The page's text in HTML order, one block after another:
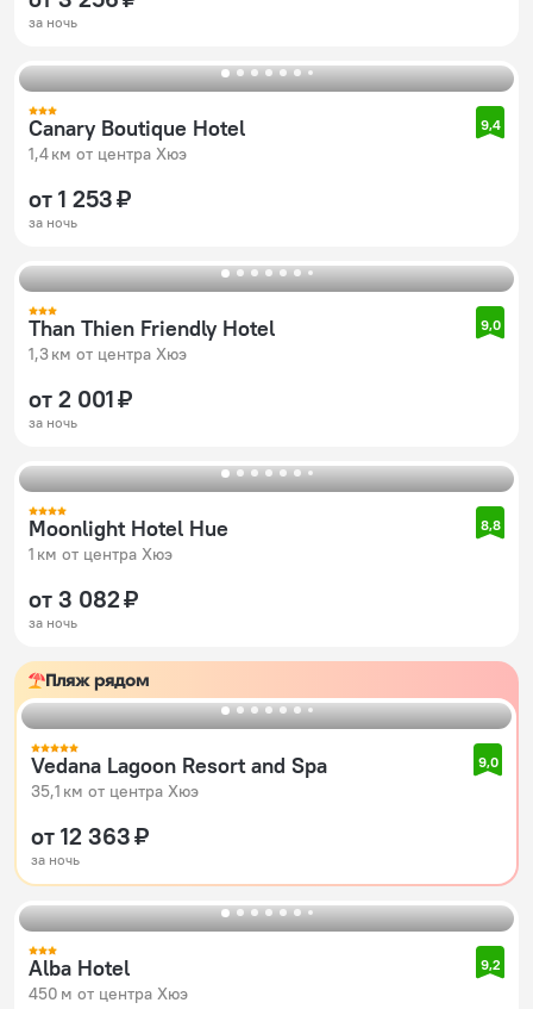
за ночь
Canary Boutique Hotel
1,4 км от центра Хюэ
9,4
от 1 253 ₽
за ночь
Than Thien Friendly Hotel
1,3 км от центра Хюэ
9,0
от 2 001 ₽
за ночь
Moonlight Hotel Hue
1 км от центра Хюэ
8,8
от 3 082 ₽
за ночь
Пляж рядом
Vedana Lagoon Resort and Spa
35,1 км от центра Хюэ
9,0
от 12 363 ₽
за ночь
Alba Hotel
450 м от центра Хюэ
9,2